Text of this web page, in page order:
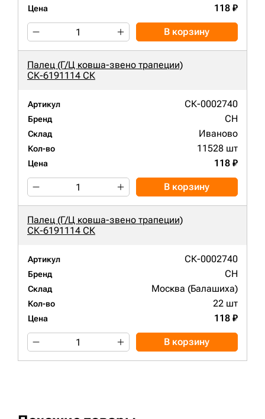
Цена 118 ₽
В корзину
Палец (Г/Ц ковша-звено трапеции)
СК-6191114 СК
Артикул СК-0002740
Бренд CH
Склад Иваново
Кол-во 11528 шт
Цена 118 ₽
В корзину
Палец (Г/Ц ковша-звено трапеции)
СК-6191114 СК
Артикул СК-0002740
Бренд CH
Склад Москва (Балашиха)
Кол-во 22 шт
Цена 118 ₽
В корзину